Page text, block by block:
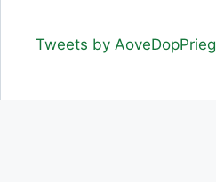
Tweets by